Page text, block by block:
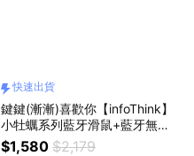
快速出貨
鍵鍵(漸漸)喜歡你【infoThink】
小牡蠣系列藍牙滑鼠+藍牙無線
鍵盤-2入組（快速出貨）
$1,580 $2,179